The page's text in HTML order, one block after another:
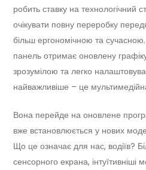
робить ставку на технологічний
очікувати повну переробку
більш ергономічною та
панель отримає оновлену
зрозумілою та легко
найважливіше – це
Вона перейде на оновлене
вже встановлюється у нових
Що це означає для нас, водіїв?
сенсорного екрана,